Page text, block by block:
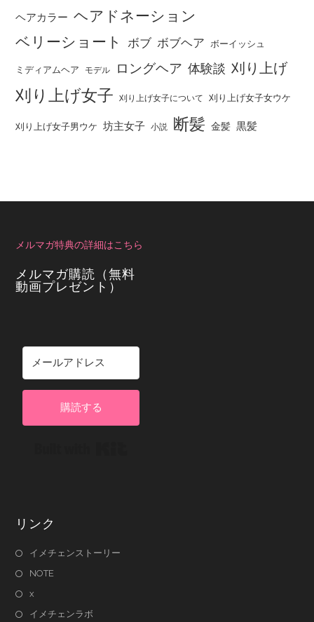
ヘアカラー ヘアドネーション
ベリーショート
ボブ ボブヘア ボーイッシュ
ミディアムヘア モデル ロングヘア 体験談 刈り上げ
刈り上げ女子 刈り上げ女子について 刈り上げ女子女ウケ
刈り上げ女子男ウケ 坊主女子 小説 断髪 金髪 黒髪
メルマガ特典の詳細はこちら
メルマガ購読（無料
動画プレゼント）
購読する
リンク
イメチェンストーリー
NOTE
x
イメチェンラボ